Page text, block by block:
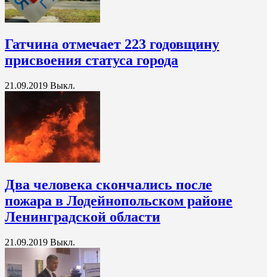
Гатчина отмечает 223 годовщину
присвоения статуса города
21.09.2019 Выкл.
Два человека скончались после
пожара в Лодейнопольском районе
Ленинградской области
21.09.2019 Выкл.